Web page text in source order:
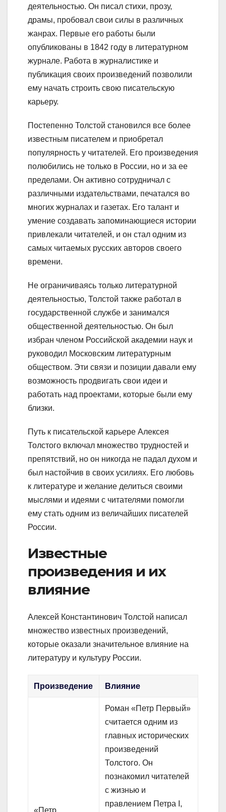
деятельностью. Он писал стихи, прозу,
драмы, пробовал свои силы в различных
жанрах. Первые его работы были
опубликованы в 1842 году в литературном
журнале. Работа в журналистике и
публикация своих произведений позволили
ему начать строить свою писательскую
карьеру.
Постепенно Толстой становился все более
известным писателем и приобретал
популярность у читателей. Его произведения
полюбились не только в России, но и за ее
пределами. Он активно сотрудничал с
различными издательствами, печатался во
многих журналах и газетах. Его талант и
умение создавать запоминающиеся истории
привлекали читателей, и он стал одним из
самых читаемых русских авторов своего
времени.
Не ограничиваясь только литературной
деятельностью, Толстой также работал в
государственной службе и занимался
общественной деятельностью. Он был
избран членом Российской академии наук и
руководил Московским литературным
обществом. Эти связи и позиции давали ему
возможность продвигать свои идеи и
работать над проектами, которые были ему
близки.
Путь к писательской карьере Алексея
Толстого включал множество трудностей и
препятствий, но он никогда не падал духом и
был настойчив в своих усилиях. Его любовь
к литературе и желание делиться своими
мыслями и идеями с читателями помогли
ему стать одним из величайших писателей
России.
Известные
произведения и их
влияние
Алексей Константинович Толстой написал
множество известных произведений,
которые оказали значительное влияние на
литературу и культуру России.
Произведение Влияние
«Петр
Роман «Петр Первый»
считается одним из
главных исторических
произведений
Толстого. Он
познакомил читателей
с жизнью и
правлением Петра I,